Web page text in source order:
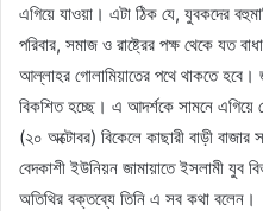
এগিয়ে যাওয়া। এটা ঠিক যে, যুবকদের
পরিবার, সমাজ ও রাষ্ট্রের পক্ষ থেকে যত
আল্লাহর গোলামিয়াতের পথে থাকতে
বিকশিত হচ্ছে। এ আদর্শকে সামনে এগিয়ে
(২০ অক্টোবর) বিকেলে কাছারী বাড়ী
বেদকাশী ইউনিয়ন জামায়াতে ইসলামী যুব
অতিথির বক্তব্যে তিনি এ সব কথা বলেন।